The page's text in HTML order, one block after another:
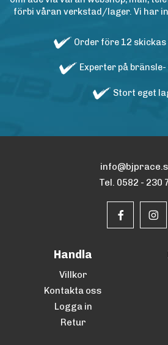
förbi våran verkstad/lager. Vi har
Order före 12
Experter på
Stort eget
Tel. 0582 - 230
Handla
Villkor
Kontakta oss
Logga in
Retur